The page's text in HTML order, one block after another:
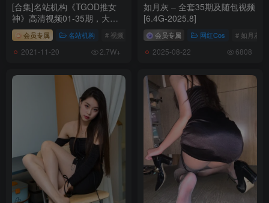
[合集]名站机构《TGOD推女
神》高清视频01-35期，大小
8.95GB
会员专属 名站机构 # 视频 # TGOD推女神
2021-11-20 2.7W+
如月灰 – 全套35期及随包视频
[6.4G-2025.8]
会员专属 网红Cos # 如月灰
2025-08-22 6808